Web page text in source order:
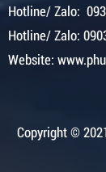
Hotline/ Zalo:
Hotline/ Zalo:
Website:
Copyright ©